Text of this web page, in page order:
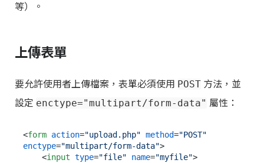
等）。
上傳表單
要允許使用者上傳檔案，表單必須使用 POST 方法，並
設定 enctype="multipart/form-data" 屬性：
<form action="upload.php" method="POST"
enctype="multipart/form-data">
<input type="file" name="myfile">